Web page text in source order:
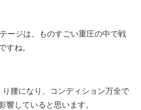
ージは、ものすごい重圧の中で戦
すね。
腰になり、コンディション万全で
響していると思います。